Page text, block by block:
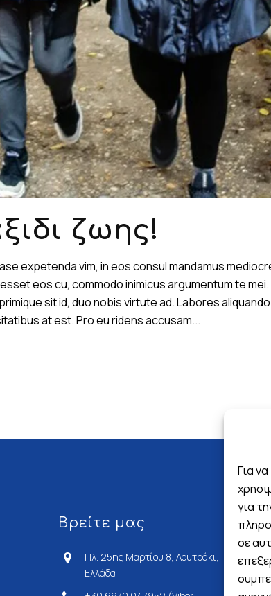
Για
για
σε
ζωης!
expetenda vim, in eos consul mandamus
eos cu, commodo inimicus argumentum te
sit id, duo nobis virtute ad. Labores
at est. Pro eu ridens accusam...
Βρείτε μας
Πλ. 25ης Μαρτίου 8, Λουτράκι,
Ελλάδα